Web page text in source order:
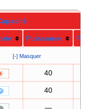
Puissance
[-] Masquer
40
40